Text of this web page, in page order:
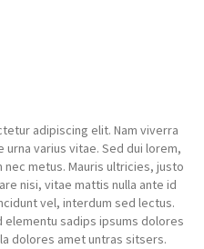
adipiscing elit. Nam viverra
varius vitae. Sed dui lorem,
metus. Mauris ultricies, justo
nisi, vitae mattis nulla ante id
vel, interdum sed lectus.
sadips ipsums dolores
dolores amet untras sitsers.